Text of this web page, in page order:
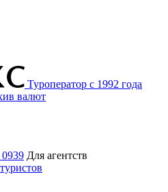
Туроператор с 1992 года
валют
Для агентств